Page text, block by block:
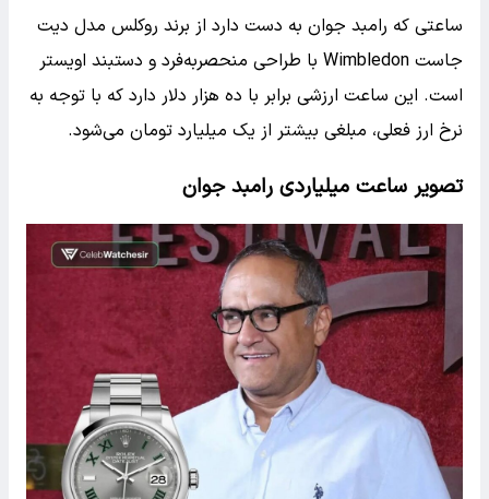
ساعتی که رامبد جوان به دست دارد از برند روکلس مدل دیت
جاست Wimbledon با طراحی منحصربه‌فرد و دستبند اویستر
است. این ساعت ارزشی برابر با ده هزار دلار دارد که با توجه به
نرخ ارز فعلی، مبلغی بیشتر از یک میلیارد تومان می‌شود.
تصویر ساعت میلیاردی رامبد جوان